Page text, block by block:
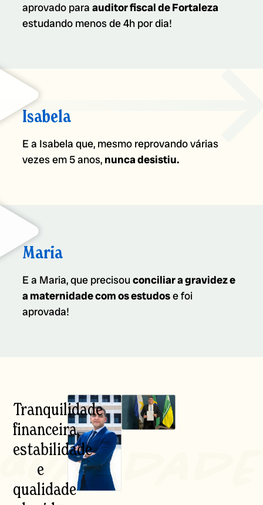
aprovado paraauditor fiscal de Fortaleza
estudando menos de 4h por dia!
Isabela
E a Isabela que, mesmo reprovando várias
vezes em 5 anos, nunca desistiu.
Maria
E a Maria, que precisouconciliar a gravidez e
a maternidade com os estudose foi
aprovada!
Tranquilidade
financeira,
estabilidade
e
qualidade